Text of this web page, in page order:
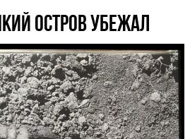
Остров Убежал